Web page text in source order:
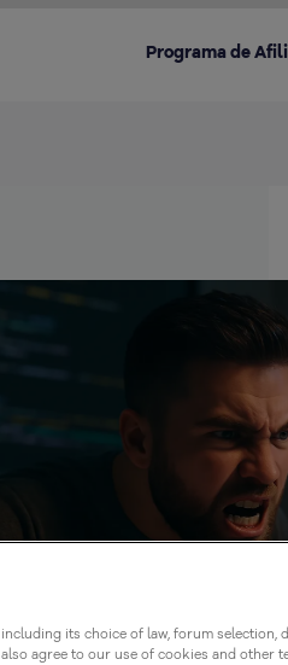
Programa de
including its choice of law, forum selection,
agree to our use of cookies and other